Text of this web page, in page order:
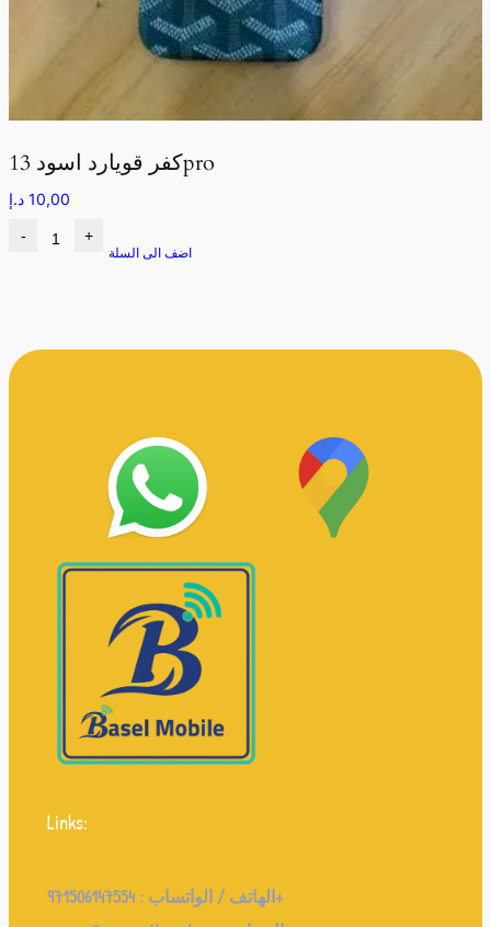
كفر قويارد اسود 13pro
10,00 د.إ
- +
اضف الى السلة
Links:
الهاتف / الواتساب :971506147554+